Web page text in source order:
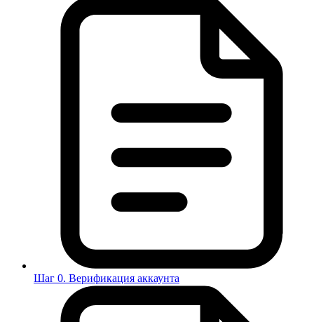
Шаг 0. Верификация аккаунта